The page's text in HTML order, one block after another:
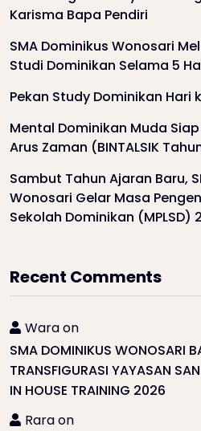
Karisma Bapa Pendiri
SMA Dominikus Wonosari
Studi Dominikan Selama 5
Pekan Study Dominikan Hari
Mental Dominikan Muda
Arus Zaman (BINTALSIK
Sambut Tahun Ajaran Baru,
Wonosari Gelar Masa
Sekolah Dominikan (MPLSD)
Recent Comments
Waraon
SMA DOMINIKUS WONOSARI
TRANSFIGURASI YAYASAN
IN HOUSE TRAINING 2026
Raraon